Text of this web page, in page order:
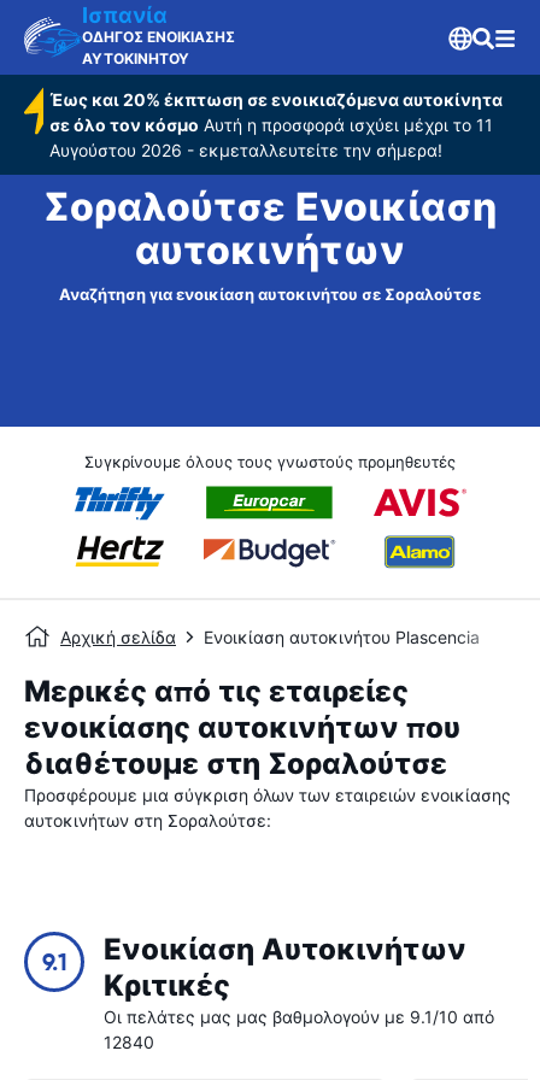
Ισπανία
ΟΔΗΓΟΣ ΕΝΟΙΚΙΑΣΗΣ
ΑΥΤΟΚΙΝΗΤΟΥ
Έως και 20% έκπτωση σε ενοικιαζόμενα αυτοκίνητα
σε όλο τον κόσμο Αυτή η προσφορά ισχύει μέχρι το 11
Αυγούστου 2026 - εκμεταλλευτείτε την σήμερα!
Σοραλούτσε Ενοικίαση
αυτοκινήτων
Αναζήτηση για ενοικίαση αυτοκινήτου σε Σοραλούτσε
Συγκρίνουμε όλους τους γνωστούς προμηθευτές
Αρχική σελίδα Ενοικίαση αυτοκινήτου Plascencia
Μερικές από τις εταιρείες
ενοικίασης αυτοκινήτων που
διαθέτουμε στη Σοραλούτσε
Προσφέρουμε μια σύγκριση όλων των εταιρειών ενοικίασης
αυτοκινήτων στη Σοραλούτσε:
9.1
Ενοικίαση Αυτοκινήτων
Κριτικές
Οι πελάτες μας μας βαθμολογούν με 9.1/10 από
12840